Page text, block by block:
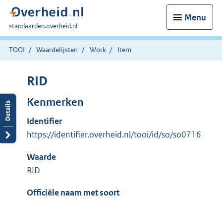
Menu
U
bent
hier:
standaarden.overheid.nl
TOOI Waardelijsten Work Item
RID
Kenmerken
Identifier
https://identifier.overheid.nl/tooi/id/so/so0716
Waarde
RID
Officiële naam met soort